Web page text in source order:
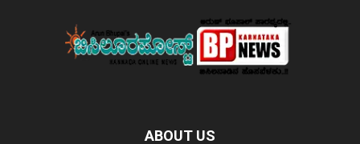
ABOUT US